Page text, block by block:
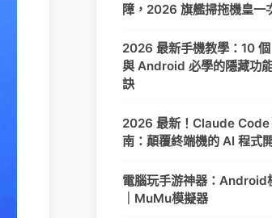
障，2026 旗艦掃拖機皇一
2026 最新手機教學：10
與 Android 必學的隱藏功
訣
2026 最新！Claude Code
南：顛覆終端機的 AI 程式
電腦玩手游神器：Android
｜MuMu模擬器